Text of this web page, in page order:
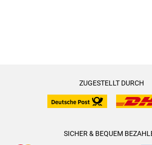
ZUGESTELLT DURCH
SICHER & BEQUEM